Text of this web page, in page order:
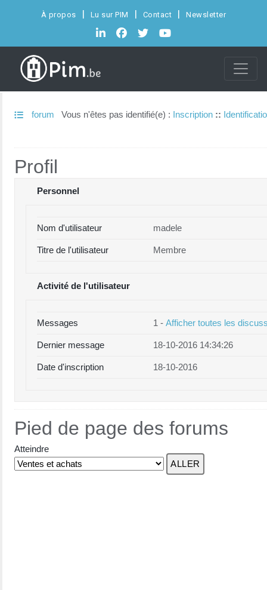
À propos Lu sur PIM Contact Newsletter
forum Vous n'êtes pas identifié(e) : Inscription ::
Profil
Personnel
Nom d'utilisateur madele
Titre de l'utilisateur Membre
Activité de l'utilisateur
Messages 1 - Afficher toutes les
Dernier message 18-10-2016 14:34:26
Date d'inscription 18-10-2016
Pied de page des forums
Atteindre